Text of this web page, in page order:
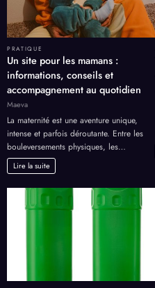
PRATIQUE
Un site pour les mamans :
informations, conseils et
accompagnement au quotidien
Maeva
La maternité est une aventure unique,
intense et parfois déroutante. Entre les
bouleversements physiques, les…
Lire la suite